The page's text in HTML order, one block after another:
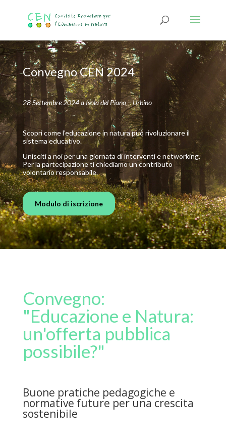
Convegno CEN 2024
28 Settembre 2024 a Isola del Piano – Urbino
Scopri come l’educazione in natura può rivoluzionare il
sistema educativo.
Unisciti a noi per una giornata di interventi e networking.
Per la partecipazione ti chiediamo un contributo
volontario responsabile.
Modulo di iscrizione
Convegno:
"Educazione e Natura:
un'offerta pubblica
possibile?"
Buone pratiche pedagogiche e
normative future per una crescita
sostenibile